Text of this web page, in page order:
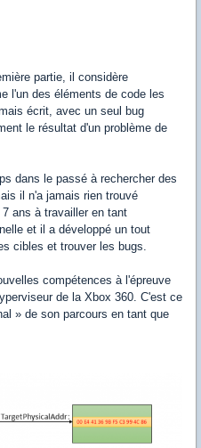
partie, il considère
l'un des éléments de code les
écrit, avec un seul bug
le résultat d'un problème de
dans le passé à rechercher des
il n'a jamais rien trouvé
ans à travailler en tant
et il a développé un tout
cibles et trouver les bugs.
compétences à l'épreuve
de la Xbox 360. C'est ce
» de son parcours en tant que